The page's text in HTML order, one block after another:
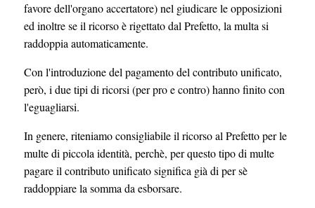
favore dell'organo accertatore) nel giudicare le opposizioni
ed inoltre se il ricorso è rigettato dal Prefetto, la multa si
raddoppia automaticamente.
Con l'introduzione del pagamento del contributo unificato,
però, i due tipi di ricorsi (per pro e contro) hanno finito con
l'eguagliarsi.
In genere, riteniamo consigliabile il ricorso al Prefetto per le
multe di piccola identità, perchè, per questo tipo di multe
pagare il contributo unificato significa già di per sè
raddoppiare la somma da esborsare.